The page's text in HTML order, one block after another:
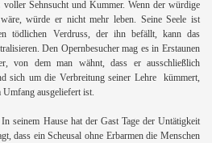
Sehnsucht und Kummer. Wenn der würdige
würde er nicht mehr leben. Seine Seele ist
tödlichen Verdruss, der ihn befällt, kann das
Den Opernbesucher mag es in Erstaunen
von dem man wähnt, dass er ausschließlich
sich um die Verbreitung seiner Lehre
kümmert,
ausgeliefert ist.
seinem Hause hat der Gast Tage der Untätigkeit
dass ein Scheusal ohne Erbarmen die Menschen